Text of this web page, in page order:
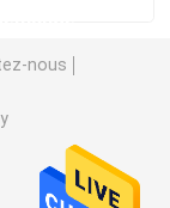
feuille
nous